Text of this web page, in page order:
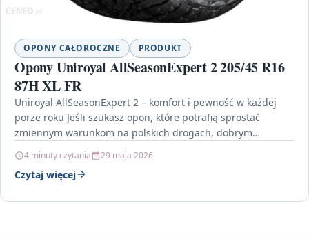
OPONY CAŁOROCZNE PRODUKT
Opony Uniroyal AllSeasonExpert 2 205/45 R16
87H XL FR
Uniroyal AllSeasonExpert 2 – komfort i pewność w każdej
porze roku Jeśli szukasz opon, które potrafią sprostać
zmiennym warunkom na polskich drogach, dobrym
4 minuty czytania 29 maja 2026
Czytaj więcej